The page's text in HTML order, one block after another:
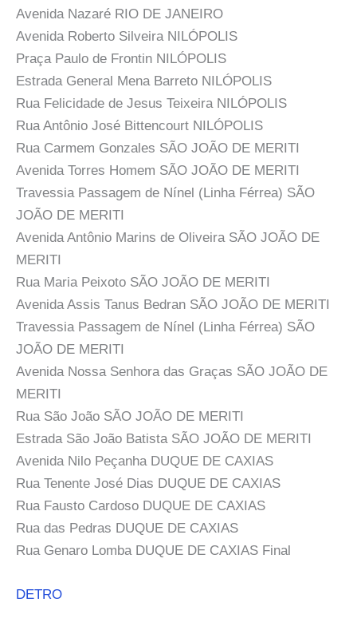
Avenida Nazaré RIO DE JANEIRO
Avenida Roberto Silveira NILÓPOLIS
Praça Paulo de Frontin NILÓPOLIS
Estrada General Mena Barreto NILÓPOLIS
Rua Felicidade de Jesus Teixeira NILÓPOLIS
Rua Antônio José Bittencourt NILÓPOLIS
Rua Carmem Gonzales SÃO JOÃO DE MERITI
Avenida Torres Homem SÃO JOÃO DE MERITI
Travessia Passagem de Nínel (Linha Férrea) SÃO
JOÃO DE MERITI
Avenida Antônio Marins de Oliveira SÃO JOÃO DE
MERITI
Rua Maria Peixoto SÃO JOÃO DE MERITI
Avenida Assis Tanus Bedran SÃO JOÃO DE MERITI
Travessia Passagem de Nínel (Linha Férrea) SÃO
JOÃO DE MERITI
Avenida Nossa Senhora das Graças SÃO JOÃO DE
MERITI
Rua São João SÃO JOÃO DE MERITI
Estrada São João Batista SÃO JOÃO DE MERITI
Avenida Nilo Peçanha DUQUE DE CAXIAS
Rua Tenente José Dias DUQUE DE CAXIAS
Rua Fausto Cardoso DUQUE DE CAXIAS
Rua das Pedras DUQUE DE CAXIAS
Rua Genaro Lomba DUQUE DE CAXIAS Final
DETRO